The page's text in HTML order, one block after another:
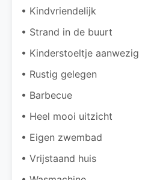
• Kindvriendelijk
• Strand in de buurt
• Kinderstoeltje aanwezig
• Rustig gelegen
• Barbecue
• Heel mooi uitzicht
• Eigen zwembad
• Vrijstaand huis